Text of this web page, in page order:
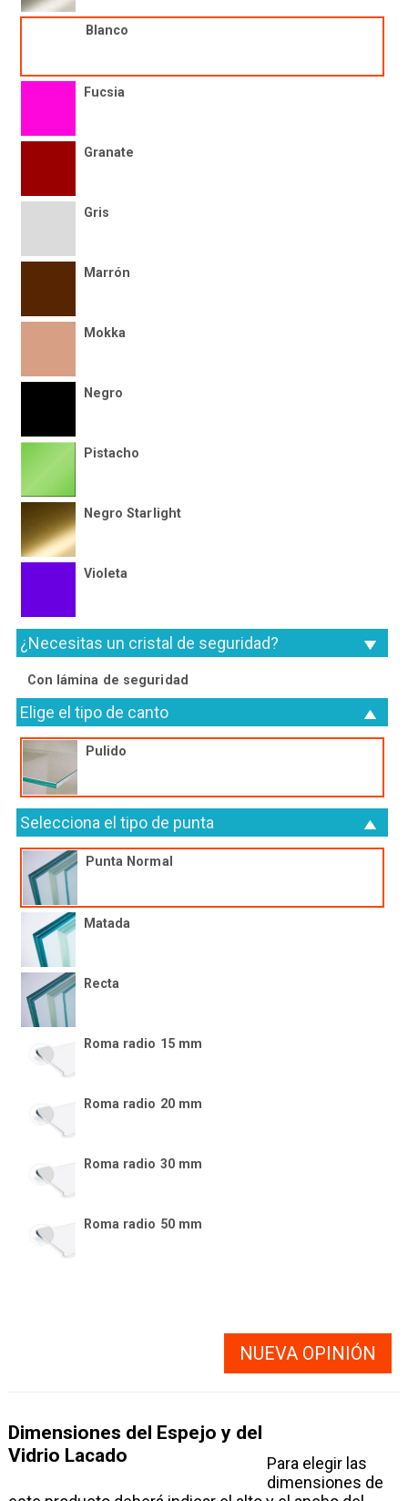
Blanco
Fucsia
Granate
Gris
Marrón
Mokka
Negro
Pistacho
Negro Starlight
Violeta
¿Necesitas un cristal de seguridad?
Con lámina de seguridad
Elige el tipo de canto
Pulido
Selecciona el tipo de punta
Punta Normal
Matada
Recta
Roma radio 15 mm
Roma radio 20 mm
Roma radio 30 mm
Roma radio 50 mm
NUEVA OPINIÓN
Dimensiones del Espejo y del
Vidrio Lacado
Para elegir las
dimensiones de